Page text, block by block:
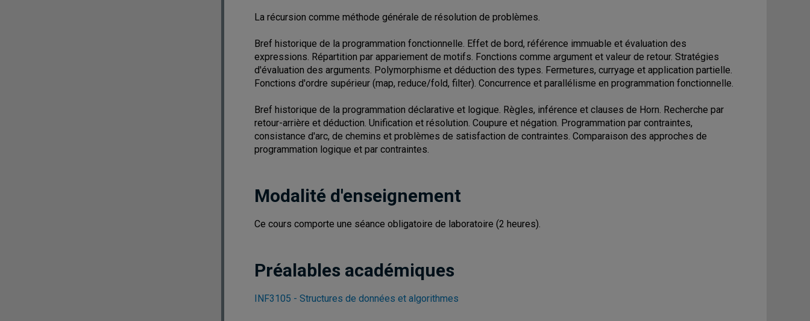
La récursion comme méthode générale de résolution de problèmes.
Bref historique de la programmation fonctionnelle. Effet de bord, référence immuable et évaluation des
expressions. Répartition par appariement de motifs. Fonctions comme argument et valeur de retour. Stratégies
d'évaluation des arguments. Polymorphisme et déduction des types. Fermetures, curryage et application partielle.
Fonctions d'ordre supérieur (map, reduce/fold, filter). Concurrence et parallélisme en programmation fonctionnelle.
Bref historique de la programmation déclarative et logique. Règles, inférence et clauses de Horn. Recherche par
retour-arrière et déduction. Unification et résolution. Coupure et négation. Programmation par contraintes,
consistance d'arc, de chemins et problèmes de satisfaction de contraintes. Comparaison des approches de
programmation logique et par contraintes.
Modalité d'enseignement
Ce cours comporte une séance obligatoire de laboratoire (2 heures).
Préalables académiques
INF3105 - Structures de données et algorithmes